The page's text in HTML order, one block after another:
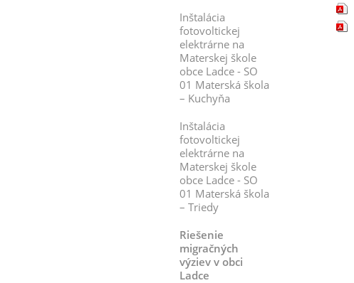
Inštalácia
fotovoltickej
elektrárne na
Materskej škole
obce Ladce - SO
01 Materská škola
– Kuchyňa
Inštalácia
fotovoltickej
elektrárne na
Materskej škole
obce Ladce - SO
01 Materská škola
– Triedy
Riešenie
migračných
výziev v obci
Ladce